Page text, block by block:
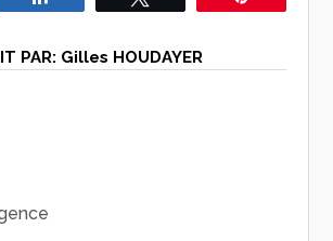
PAR: Gilles HOUDAYER